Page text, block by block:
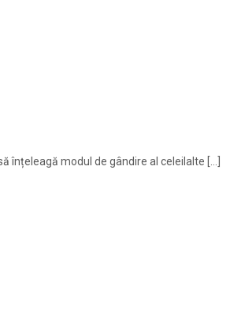
înțeleagă modul de gândire al celeilalte